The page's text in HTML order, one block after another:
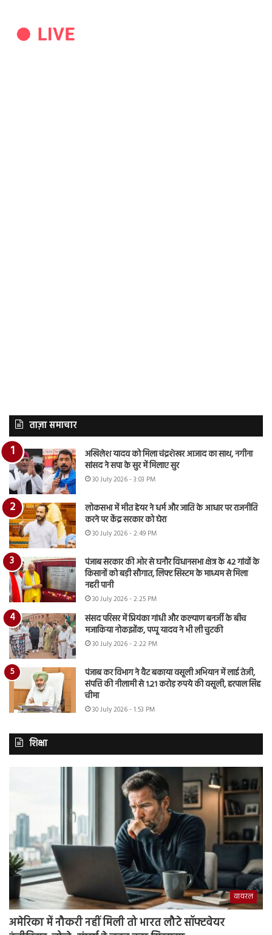
ताज़ा समाचार
अखिलेश यादव को मिला चंद्रशेखर आजाद का साथ, नगीना
सांसद ने सपा के सुर में मिलाए सुर
30 July 2026 - 3:03 PM
लोकसभा में मीत हेयर ने धर्म और जाति के आधार पर राजनीति
करने पर केंद्र सरकार को घेरा
30 July 2026 - 2:49 PM
पंजाब सरकार की ओर से घनौर विधानसभा क्षेत्र के 42 गांवों के
किसानों को बड़ी सौगात, लिफ्ट सिस्टम के माध्यम से मिला
नहरी पानी
30 July 2026 - 2:25 PM
संसद परिसर में प्रियंका गांधी और कल्याण बनर्जी के बीच
मजाकिया नोकझोंक, पप्पू यादव ने भी ली चुटकी
30 July 2026 - 2:22 PM
पंजाब कर विभाग ने वैट बकाया वसूली अभियान में लाई तेजी,
संपत्ति की नीलामी से 1.21 करोड़ रुपये की वसूली, हरपाल सिंह
चीमा
30 July 2026 - 1:53 PM
शिक्षा
वायरल
अमेरिका में नौकरी नहीं मिली तो भारत लौटे सॉफ्टवेयर